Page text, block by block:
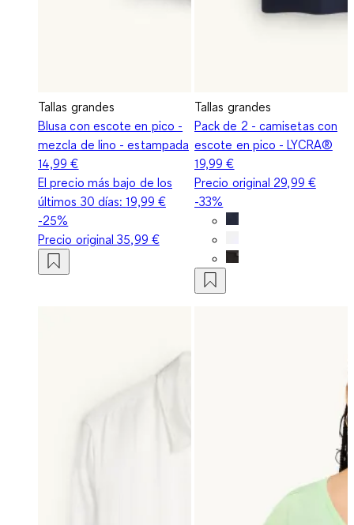
Tallas grandes
Blusa con escote en pico -
mezcla de lino - estampada
14,99 €
El precio más bajo de los
últimos 30 días:19,99 €
-25%
Precio original35,99 €
Tallas grandes
Pack de 2 - camisetas con
escote en pico - LYCRA®
19,99 €
Precio original 29,99 €
-33%